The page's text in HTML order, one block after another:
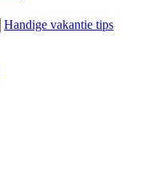
Handige vakantie tips